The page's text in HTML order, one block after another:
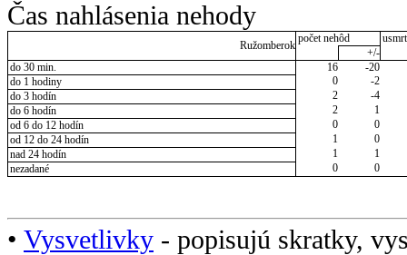
Čas nahlásenia nehody
Ružomberok
počet nehôd
+/-
do 30 min.
16
-20
do 1 hodiny
0
-2
do 3 hodín
2
-4
do 6 hodín
2
1
od 6 do 12 hodín
0
0
od 12 do 24 hodín
1
0
nad 24 hodín
1
1
nezadané
0 0
• Vysvetlivky - popisujú skratky,